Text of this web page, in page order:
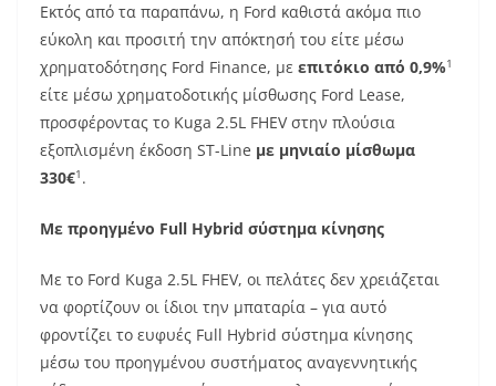
Εκτός από τα παραπάνω, η Ford καθιστά ακόμα πιο
εύκολη και προσιτή την απόκτησή του είτε μέσω
χρηματοδότησης Ford Finance, με επιτόκιο από 0,9%1
είτε μέσω χρηματοδοτικής μίσθωσης Ford Lease,
προσφέροντας το Kuga 2.5L FHEV στην πλούσια
εξοπλισμένη έκδοση ST-Line με μηνιαίο μίσθωμα
330€1 .
Με προηγμένο Full Hybrid σύστημα κίνησης
Με το Ford Kuga 2.5L FHEV, οι πελάτες δεν χρειάζεται
να φορτίζουν οι ίδιοι την μπαταρία – για αυτό
φροντίζει το ευφυές Full Hybrid σύστημα κίνησης
μέσω του προηγμένου συστήματος αναγεννητικής